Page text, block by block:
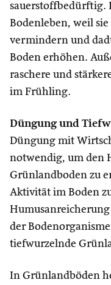
sauerstoffbedürftig.
Bodenleben, weil sie
vermindern und
Boden erhöhen.
raschere und
im Frühling.
Düngung und
Düngung mit
notwendig, um den
Grünlandboden zu
Aktivität im Boden
der
tiefwurzelnde
In Grünlandböden